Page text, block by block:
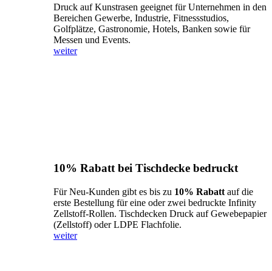
Druck auf Kunstrasen geeignet für Unternehmen in den
Bereichen Gewerbe, Industrie, Fitnessstudios,
Golfplätze, Gastronomie, Hotels, Banken sowie für
Messen und Events.
weiter
10% Rabatt bei Tischdecke bedruckt
Für Neu-Kunden gibt es bis zu 10% Rabatt auf die
erste Bestellung für eine oder zwei bedruckte Infinity
Zellstoff-Rollen. Tischdecken Druck auf Gewebepapier
(Zellstoff) oder LDPE Flachfolie.
weiter